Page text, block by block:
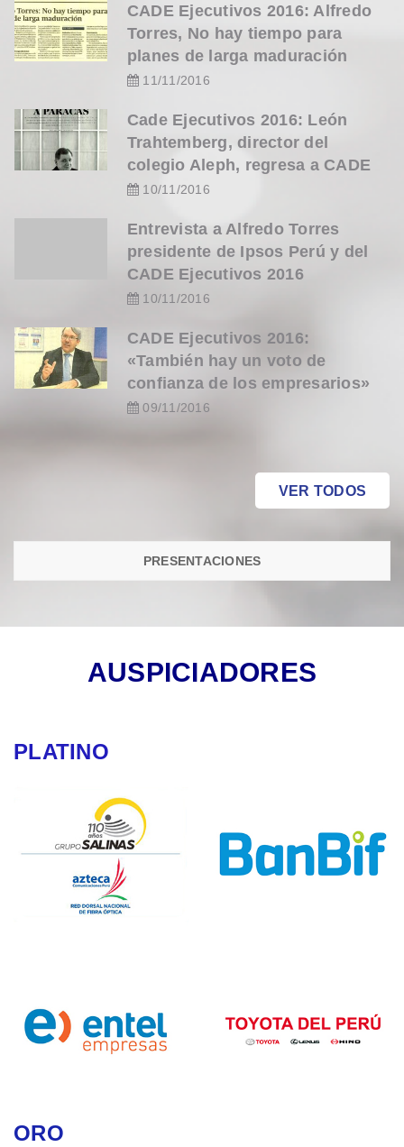
CADE Ejecutivos 2016: Alfredo
Torres, No hay tiempo para
planes de larga maduración
11/11/2016
Cade Ejecutivos 2016: León
Trahtemberg, director del
colegio Aleph, regresa a CADE
10/11/2016
Entrevista a Alfredo Torres
presidente de Ipsos Perú y del
CADE Ejecutivos 2016
10/11/2016
CADE Ejecutivos 2016:
«También hay un voto de
confianza de los empresarios»
09/11/2016
VER TODOS
PRESENTACIONES
AUSPICIADORES
PLATINO
ORO